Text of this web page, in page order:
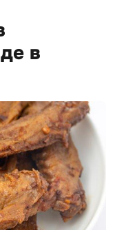
в